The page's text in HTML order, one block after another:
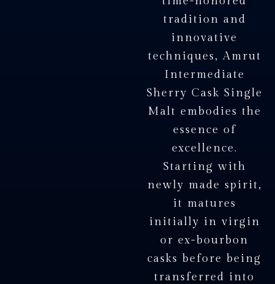
tradition and
innovative
techniques, Amrut
Intermediate
Sherry Cask Single
Malt embodies the
essence of
excellence.
Starting with
newly made spirit,
it matures
initially in virgin
or ex-bourbon
casks before being
transferred into